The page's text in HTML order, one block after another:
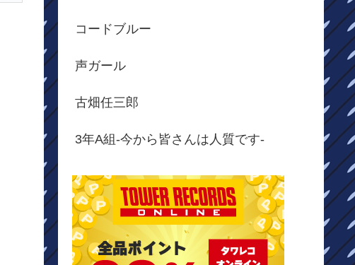
コードブルー
声ガール
古畑任三郎
3年A組-今から皆さんは人質です-